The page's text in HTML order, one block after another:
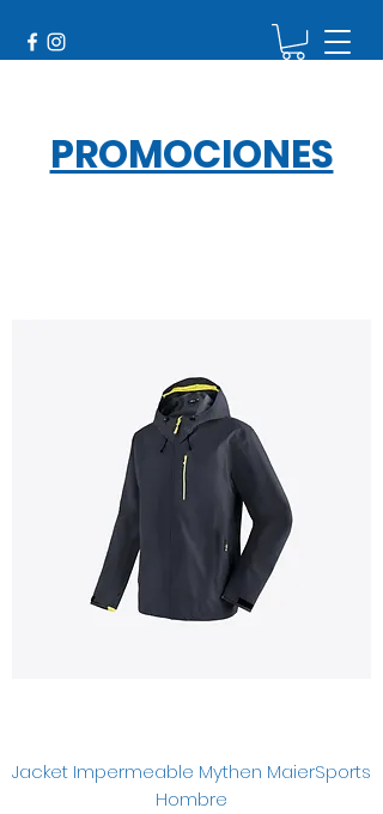
PROMOCIONES
Jacket Impermeable Mythen MaierSports
Hombre